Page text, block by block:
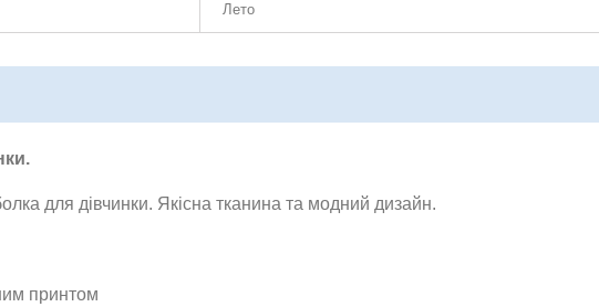
Лето
для дівчинки. Якісна тканина та модний дизайн.
принтом